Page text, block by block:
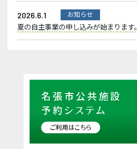
2026.6.1 お知らせ
夏の自主事業の申し込みが始まります。